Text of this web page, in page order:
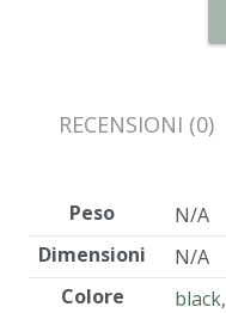
RECENSIONI (0)
Peso
N/A
Dimensioni
N/A
Colore
black,